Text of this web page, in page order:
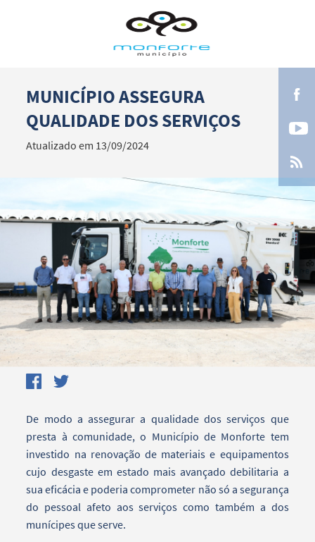
Termo de Pesquisa
Filtros
MUNICÍPIO ASSEGURA
QUALIDADE DOS SERVIÇOS
Atualizado em 13/09/2024
De modo a assegurar a qualidade dos serviços que
presta à comunidade, o Município de Monforte tem
investido na renovação de materiais e equipamentos
cujo desgaste em estado mais avançado debilitaria a
sua eficácia e poderia comprometer não só a segurança
do pessoal afeto aos serviços como também a dos
munícipes que serve.